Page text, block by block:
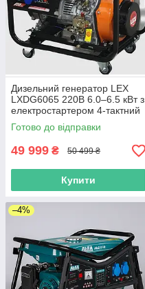
Дизельний генератор LEX
LXDG6065 220В 6.0–6.5 кВт з
електростартером 4-тактний
з мідною обмоткою для дому
дачі та роботи
Готово до відправки
49 999 ₴ 50 499 ₴
Купити
–4%